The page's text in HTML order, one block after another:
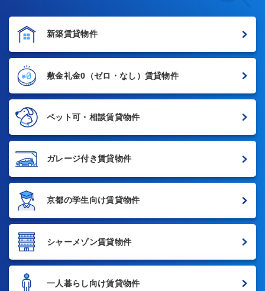
新築賃貸物件
敷金礼金0 （ゼロ・なし）賃貸物件
ペット可・相談賃貸物件
ガレージ付き賃貸物件
京都の学生向け賃貸物件
シャーメゾン賃貸物件
一人暮らし向け賃貸物件